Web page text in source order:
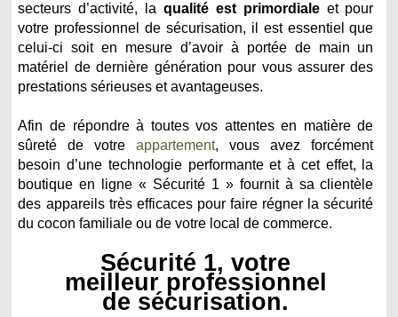
secteurs d’activité, laqualité est primordialeet pour
votre professionnel de sécurisation, il est essentiel que
celui-ci soit en mesure d’avoir à portée de main un
matériel de dernière génération pour vous assurer des
prestations sérieuses et avantageuses.
Afin de répondre à toutes vos attentes en matière de
sûreté de votreappartement, vous avez forcément
besoin d’une technologie performante et à cet effet, la
boutique en ligne « Sécurité 1 » fournit à sa clientèle
des appareils très efficaces pour faire régner la sécurité
du cocon familiale ou de votre local de commerce.
Sécurité 1, votre
meilleur professionnel
de sécurisation.